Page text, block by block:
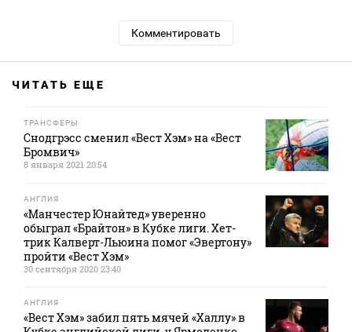
Комментировать
ЧИТАТЬ ЕЩЕ
ТРАНСФЕРЫ
Снодгрэсс сменил «Вест Хэм» на «Вест
Бромвич»
8 января 2021 20:54
АНГЛИЯ
«Манчестер Юнайтед» уверенно
обыграл «Брайтон» в Кубке лиги. Хет-
трик Калверт-Льюина помог «Эвертону»
пройти «Вест Хэм»
30 сентября 2020 23:40
АНГЛИЯ
«Вест Хэм» забил пять мячей «Халлу» в